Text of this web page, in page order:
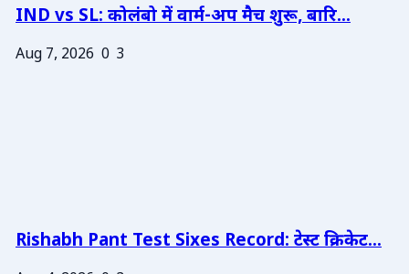
IND vs SL: कोलंबो में वार्म-अप मैच शुरू, बारि...
Aug 7, 2026 0 3
Rishabh Pant Test Sixes Record: टेस्ट क्रिकेट...